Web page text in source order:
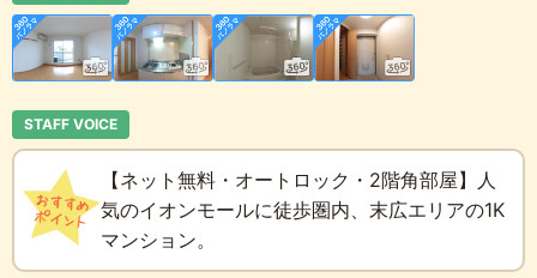
STAFF VOICE
【ネット無料・オートロック・2階角部屋】人
気のイオンモールに徒歩圏内、末広エリアの1K
マンション。